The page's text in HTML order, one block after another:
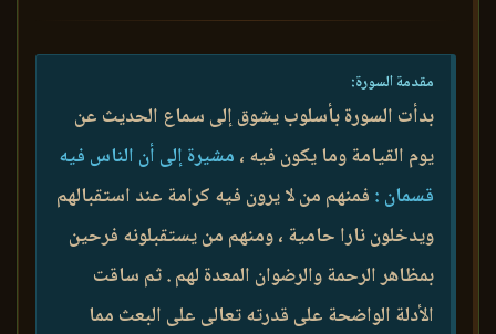
مقدمة السورة:
بدأت السورة بأسلوب يشوق إلى سماع الحديث عن
يوم القيامة وما يكون فيه ، مشيرة إلى أن الناس فيه
قسمان : فمنهم من لا يرون فيه كرامة عند استقبالهم
ويدخلون نارا حامية ، ومنهم من يستقبلونه فرحين
بمظاهر الرحمة والرضوان المعدة لهم . ثم ساقت
الأدلة الواضحة على قدرته تعالى على البعث مما